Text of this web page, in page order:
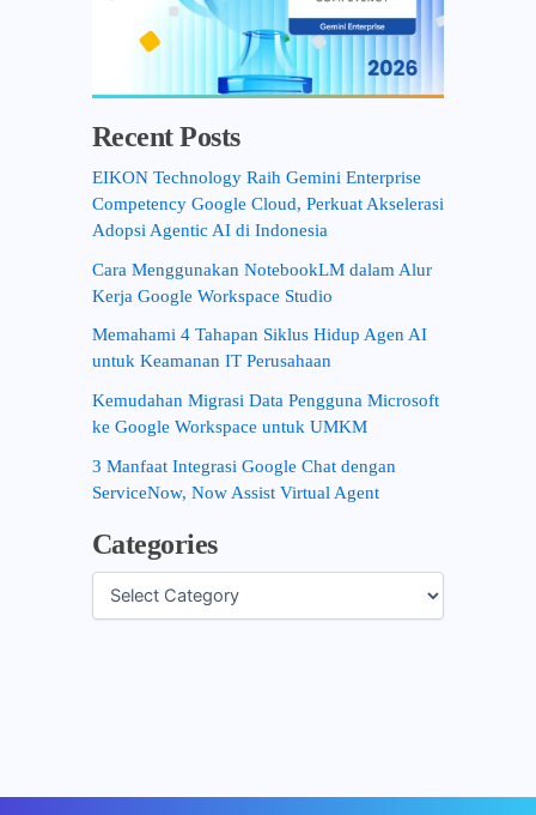
Recent Posts
EIKON Technology Raih Gemini Enterprise
Competency Google Cloud, Perkuat Akselerasi
Adopsi Agentic AI di Indonesia
Cara Menggunakan NotebookLM dalam Alur
Kerja Google Workspace Studio
Memahami 4 Tahapan Siklus Hidup Agen AI
untuk Keamanan IT Perusahaan
Kemudahan Migrasi Data Pengguna Microsoft
ke Google Workspace untuk UMKM
3 Manfaat Integrasi Google Chat dengan
ServiceNow, Now Assist Virtual Agent
Categories